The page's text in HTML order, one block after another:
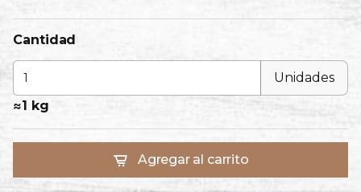
Cantidad
Unidades
≈1 kg
Agregar al carrito